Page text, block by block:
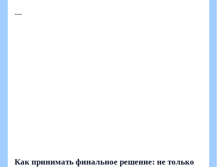
---
Как принимать финальное решение: не только